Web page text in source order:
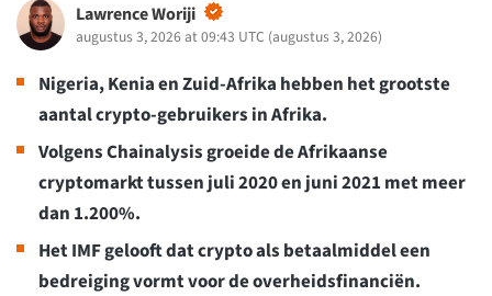
Lawrence Woriji
augustus 3, 2026 at 09:43 UTC (augustus 3, 2026)
Nigeria, Kenia en Zuid-Afrika hebben het grootste
aantal crypto-gebruikers in Afrika.
Volgens Chainalysis groeide de Afrikaanse
cryptomarkt tussen juli 2020 en juni 2021 met meer
dan 1.200%.
Het IMF gelooft dat crypto als betaalmiddel een
bedreiging vormt voor de overheidsfinanciën.